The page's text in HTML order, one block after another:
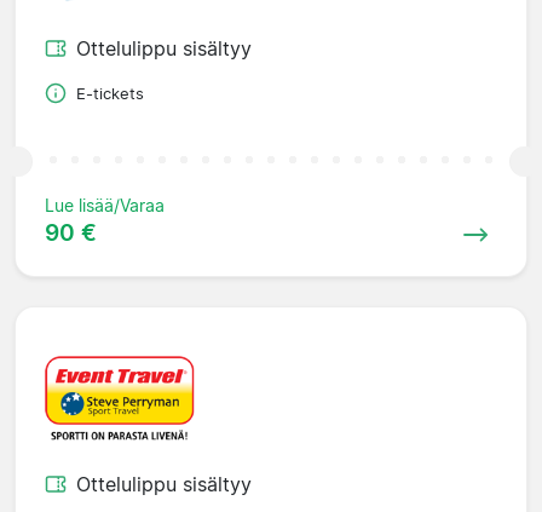
Ottelulippu sisältyy
E-tickets
Lue lisää/Varaa
90 €
Ottelulippu sisältyy